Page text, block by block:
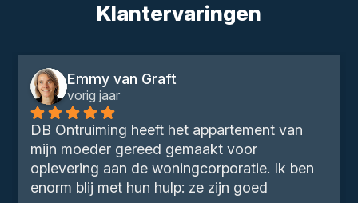
Klantervaringen
van Graft
heeft het appartement van
gereed gemaakt voor
de woningcorporatie. Ik ben
hun hulp: ze zijn goed
Deze top
met deze